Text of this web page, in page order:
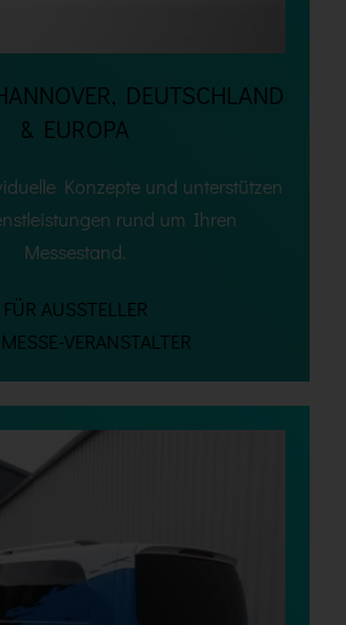
DEUTSCHLAND
& EUROPA
Konzepte und unterstützen
rund um Ihren
Messestand.
FÜR AUSSTELLER
VERANSTALTER